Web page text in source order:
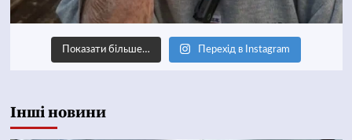
Показати більше… Перехід в Instagram
Інші новини